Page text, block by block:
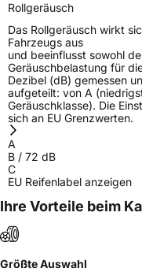
Rollgeräusch
Das Rollgeräusch wirkt
Fahrzeugs aus
und beeinflusst sowohl
Geräuschbelastung für
Dezibel (dB) gemessen
aufgeteilt: von A
Geräuschklasse). Die
sich an EU Grenzwerten.
A
B / 72 dB
C
EU Reifenlabel anzeigen
Ihre Vorteile beim
Größte Auswahl